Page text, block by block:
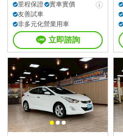
里程保證
實車實價
友善試車
非多元化營業用車
立即諮詢